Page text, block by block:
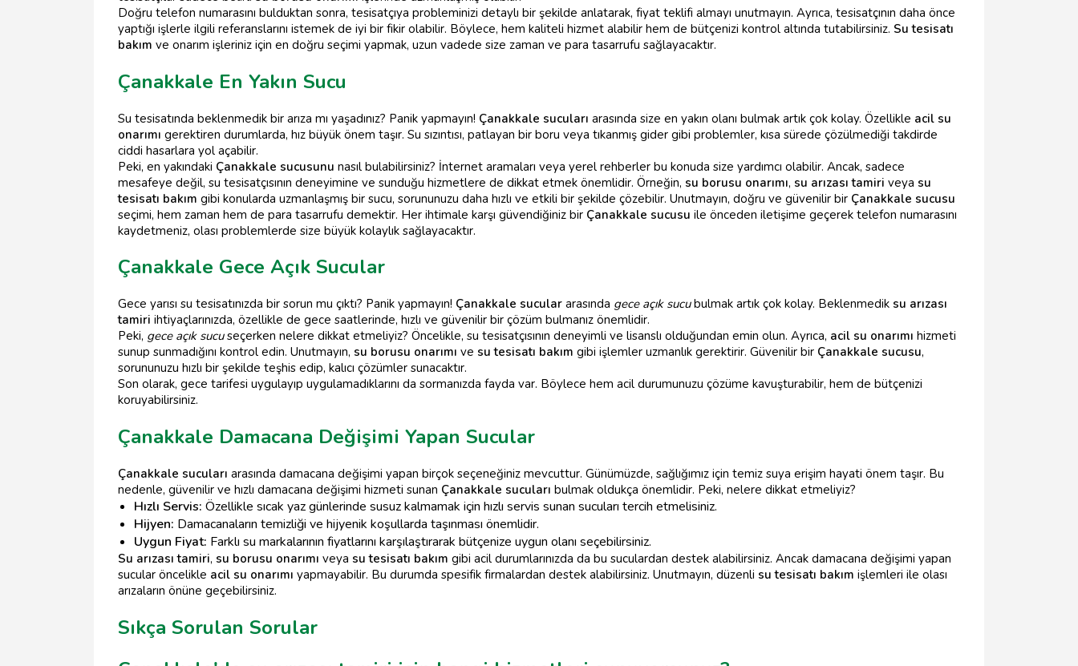
Doğru telefon numarasını bulduktan sonra, tesisatçıya probleminizi detaylı bir şekilde anlatarak, fiyat teklifi almayı unutmayın. Ayrıca, tesisatçının daha önce
yaptığı işlerle ilgili referanslarını istemek de iyi bir fikir olabilir. Böylece, hem kaliteli hizmet alabilir hem de bütçenizi kontrol altında tutabilirsiniz. Su tesisatı
bakım ve onarım işleriniz için en doğru seçimi yapmak, uzun vadede size zaman ve para tasarrufu sağlayacaktır.
Çanakkale En Yakın Sucu
Su tesisatında beklenmedik bir arıza mı yaşadınız? Panik yapmayın! Çanakkale sucuları arasında size en yakın olanı bulmak artık çok kolay. Özellikle acil su
onarımı gerektiren durumlarda, hız büyük önem taşır. Su sızıntısı, patlayan bir boru veya tıkanmış gider gibi problemler, kısa sürede çözülmediği takdirde
ciddi hasarlara yol açabilir.
Peki, en yakındaki Çanakkale sucusunu nasıl bulabilirsiniz? İnternet aramaları veya yerel rehberler bu konuda size yardımcı olabilir. Ancak, sadece
mesafeye değil, su tesisatçısının deneyimine ve sunduğu hizmetlere de dikkat etmek önemlidir. Örneğin, su borusu onarımı, su arızası tamiri veya su
tesisatı bakım gibi konularda uzmanlaşmış bir sucu, sorununuzu daha hızlı ve etkili bir şekilde çözebilir. Unutmayın, doğru ve güvenilir bir Çanakkale sucusu
seçimi, hem zaman hem de para tasarrufu demektir. Her ihtimale karşı güvendiğiniz bir Çanakkale sucusu ile önceden iletişime geçerek telefon numarasını
kaydetmeniz, olası problemlerde size büyük kolaylık sağlayacaktır.
Çanakkale Gece Açık Sucular
Gece yarısı su tesisatınızda bir sorun mu çıktı? Panik yapmayın! Çanakkale sucular arasında gece açık sucubulmak artık çok kolay. Beklenmedik su arızası
tamiri ihtiyaçlarınızda, özellikle de gece saatlerinde, hızlı ve güvenilir bir çözüm bulmanız önemlidir.
Peki, gece açık sucuseçerken nelere dikkat etmeliyiz? Öncelikle, su tesisatçısının deneyimli ve lisanslı olduğundan emin olun. Ayrıca, acil su onarımı hizmeti
sunup sunmadığını kontrol edin. Unutmayın, su borusu onarımı ve su tesisatı bakım gibi işlemler uzmanlık gerektirir. Güvenilir bir Çanakkale sucusu,
sorununuzu hızlı bir şekilde teşhis edip, kalıcı çözümler sunacaktır.
Son olarak, gece tarifesi uygulayıp uygulamadıklarını da sormanızda fayda var. Böylece hem acil durumunuzu çözüme kavuşturabilir, hem de bütçenizi
koruyabilirsiniz.
Çanakkale Damacana Değişimi Yapan Sucular
Çanakkale sucuları arasında damacana değişimi yapan birçok seçeneğiniz mevcuttur. Günümüzde, sağlığımız için temiz suya erişim hayati önem taşır. Bu
nedenle, güvenilir ve hızlı damacana değişimi hizmeti sunan Çanakkale sucuları bulmak oldukça önemlidir. Peki, nelere dikkat etmeliyiz?
Hızlı Servis: Özellikle sıcak yaz günlerinde susuz kalmamak için hızlı servis sunan sucuları tercih etmelisiniz.
Hijyen: Damacanaların temizliği ve hijyenik koşullarda taşınması önemlidir.
Uygun Fiyat: Farklı su markalarının fiyatlarını karşılaştırarak bütçenize uygun olanı seçebilirsiniz.
Su arızası tamiri, su borusu onarımı veya su tesisatı bakım gibi acil durumlarınızda da bu suculardan destek alabilirsiniz. Ancak damacana değişimi yapan
sucular öncelikle acil su onarımı yapmayabilir. Bu durumda spesifik firmalardan destek alabilirsiniz. Unutmayın, düzenli su tesisatı bakım işlemleri ile olası
arızaların önüne geçebilirsiniz.
Sıkça Sorulan Sorular